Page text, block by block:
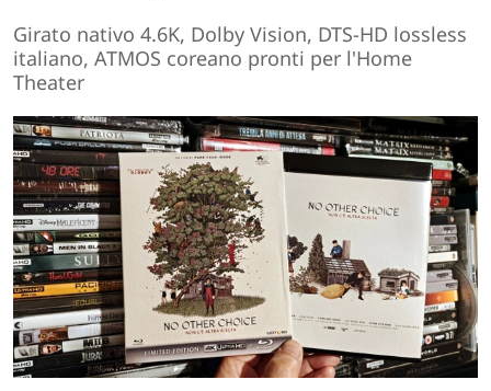
Girato nativo 4.6K, Dolby Vision, DTS-HD lossless
italiano, ATMOS coreano pronti per l'Home
Theater